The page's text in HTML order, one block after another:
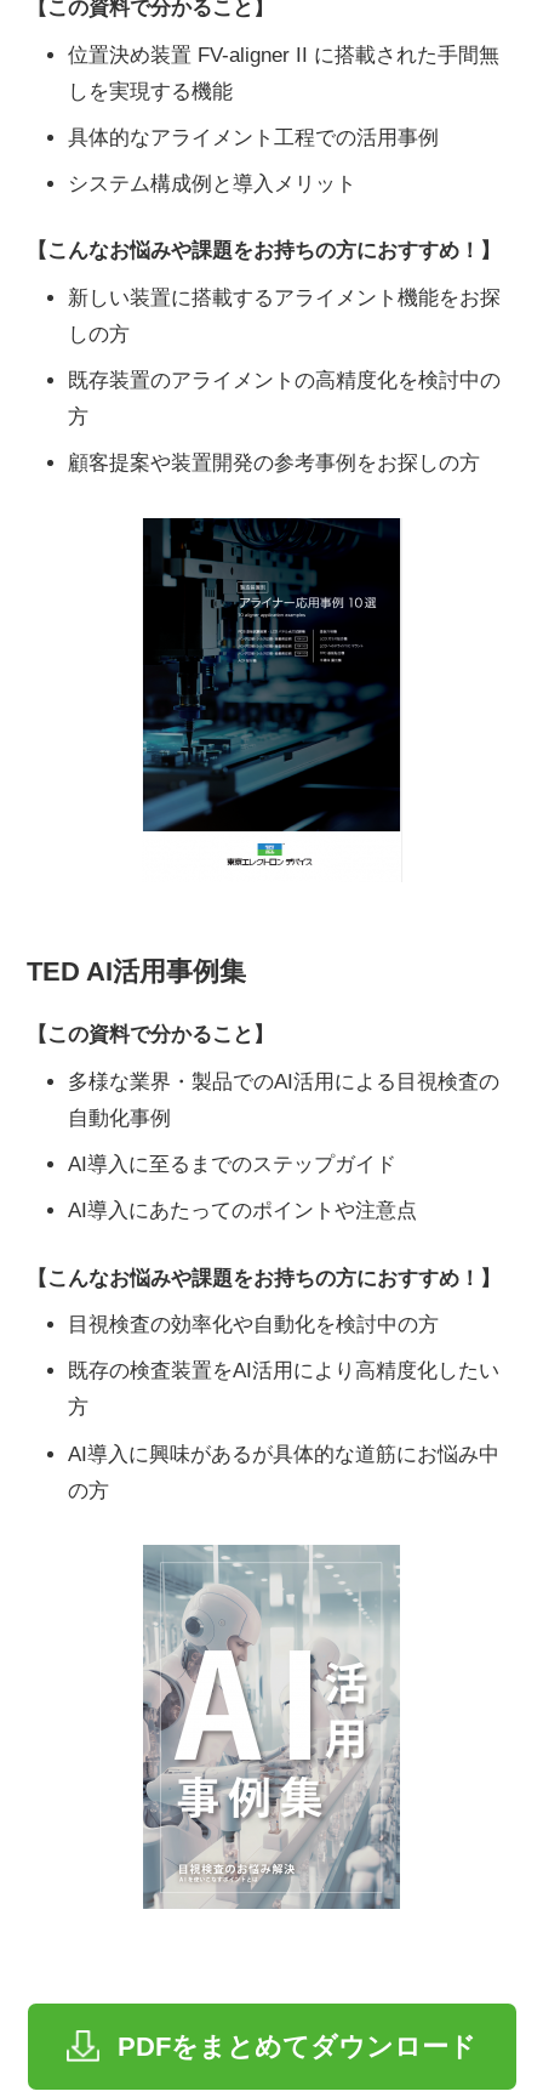
【この資料で分かること】
位置決め装置 FV-aligner II に搭載された手間無
しを実現する機能
具体的なアライメント工程での活用事例
システム構成例と導入メリット
【こんなお悩みや課題をお持ちの方におすすめ！】
新しい装置に搭載するアライメント機能をお探
しの方
既存装置のアライメントの高精度化を検討中の
方
顧客提案や装置開発の参考事例をお探しの方
TED AI活用事例集
【この資料で分かること】
多様な業界・製品でのAI活用による目視検査の
自動化事例
AI導入に至るまでのステップガイド
AI導入にあたってのポイントや注意点
【こんなお悩みや課題をお持ちの方におすすめ！】
目視検査の効率化や自動化を検討中の方
既存の検査装置をAI活用により高精度化したい
方
AI導入に興味があるが具体的な道筋にお悩み中
の方
PDFをまとめてダウンロード